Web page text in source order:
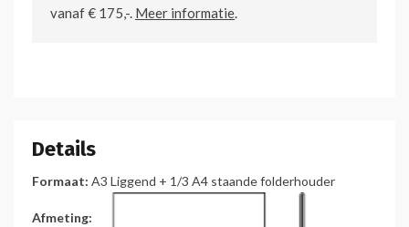
vanaf € 175,-. Meer informatie.
Details
Formaat: A3 Liggend + 1/3 A4 staande folderhouder
Afmeting: